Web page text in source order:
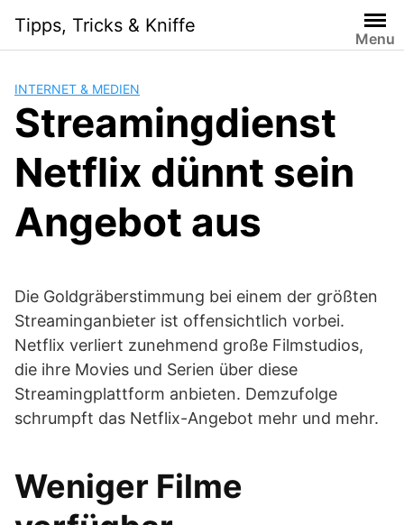
content
Tipps, Tricks & Kniffe
Menu
INTERNET & MEDIEN
Streamingdienst
Netflix dünnt sein
Angebot aus
Die Goldgräberstimmung bei einem der größten
Streaminganbieter ist offensichtlich vorbei.
Netflix verliert zunehmend große Filmstudios,
die ihre Movies und Serien über diese
Streamingplattform anbieten. Demzufolge
schrumpft das Netflix-Angebot mehr und mehr.
Weniger Filme